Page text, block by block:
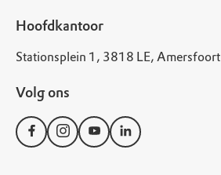
Hoofdkantoor
Stationsplein 1, 3818 LE, Amersfoort
Volg ons